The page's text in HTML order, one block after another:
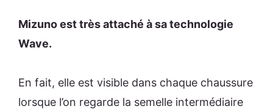
Mizuno est très attaché à sa technologie
Wave.
En fait, elle est visible dans chaque chaussure
lorsque l’on regarde la semelle intermédiaire